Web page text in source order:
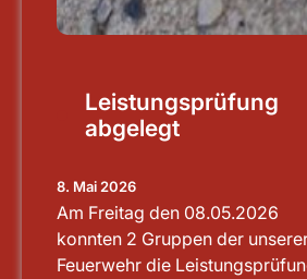
Leistungsprüfung
abgelegt
8. Mai 2026
Am Freitag den 08.05.2026
konnten 2 Gruppen der
Feuerwehr die